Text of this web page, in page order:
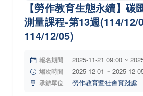
【勞作教育生態永續】碳
測量課程-第13週(114/12/
114/12/05)
報名期間 2025-11-21 09:00 ~
場次時間 2025-12-01 ~ 2025-12-
承辦單位 勞作教育暨社會實踐處